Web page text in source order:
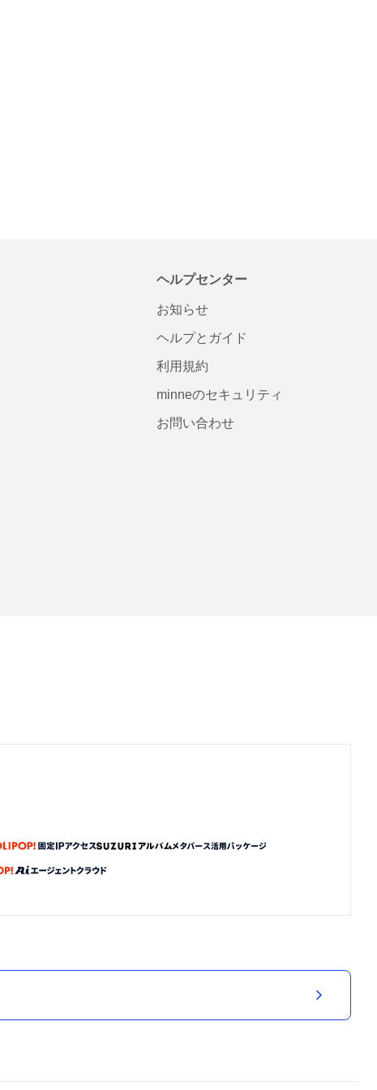
ヘルプセンター
お知らせ
ヘルプとガイド
利用規約
minneのセキュリティ
お問い合わせ